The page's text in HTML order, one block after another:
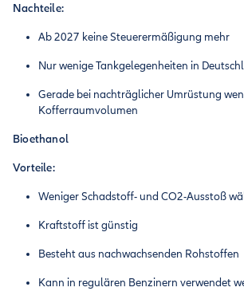
Nachteile:
Ab 2027 keine Steuerermäßigung mehr
Nur wenige Tankgelegenheiten in
Gerade bei nachträglicher Umrüstung
Kofferraumvolumen
Bioethanol
Vorteile:
Weniger Schadstoff- und CO2-Ausstoß
Kraftstoff ist günstig
Besteht aus nachwachsenden Rohstoffen
Kann in regulären Benzinern verwendet